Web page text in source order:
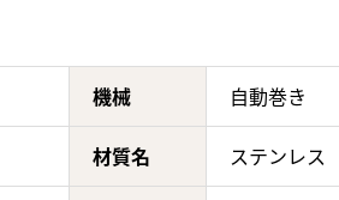
機械 自動巻き
材質名 ステンレス